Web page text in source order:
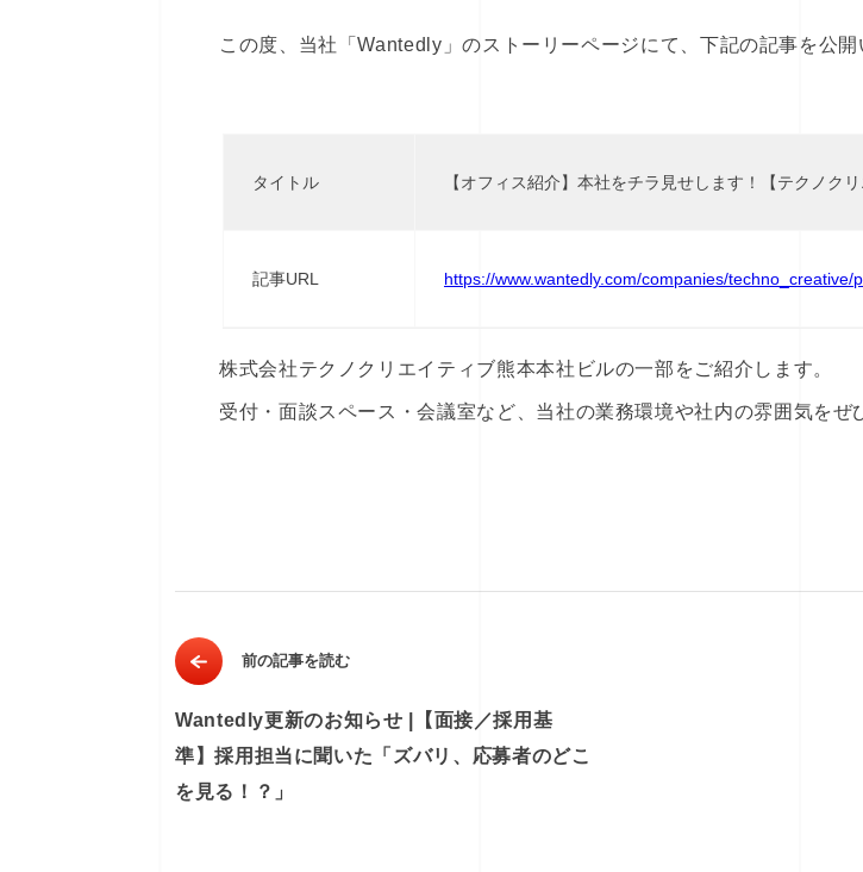
この度、当社「Wantedly」のストーリーページにて、下記の記事を公開
タイトル 【オフィス紹介】本社をチラ見せします！【テクノクリ
記事URL https://www.wantedly.com/companies/techno_creative/
株式会社テクノクリエイティブ熊本本社ビルの一部をご紹介します。
受付・面談スペース・会議室など、当社の業務環境や社内の雰囲気をぜ
前の記事を読む
Wantedly更新のお知らせ |【面接／採用基
準】採用担当に聞いた「ズバリ、応募者のどこ
を見る！？」